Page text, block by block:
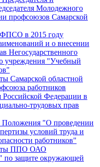
Молодежного
профсоюзов Самарской
в 2015 году
и о внесении
Негосударственного
учреждения "Учебный
Самарской областной
работников
Российской Федерации в
трудовых прав
"О проведении
условий труда и
работников"
ППО ОАО
по защите окружающей